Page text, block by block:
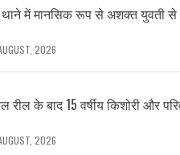
थाने में मानसिक रूप से अशक्त युवती से
2026
रील के बाद 15 वर्षीय किशोरी और
2026